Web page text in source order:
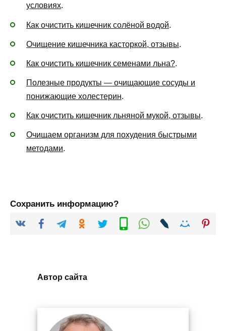
условиях.
Как очистить кишечник солёной водой.
Очищение кишечника касторкой, отзывы.
Как очистить кишечник семенами льна?.
Полезные продукты — очищающие сосуды и
понижающие холестерин.
Как очистить кишечник льняной мукой, отзывы.
Очищаем организм для похудения быстрыми
методами.
Сохранить информацию?
Автор сайта